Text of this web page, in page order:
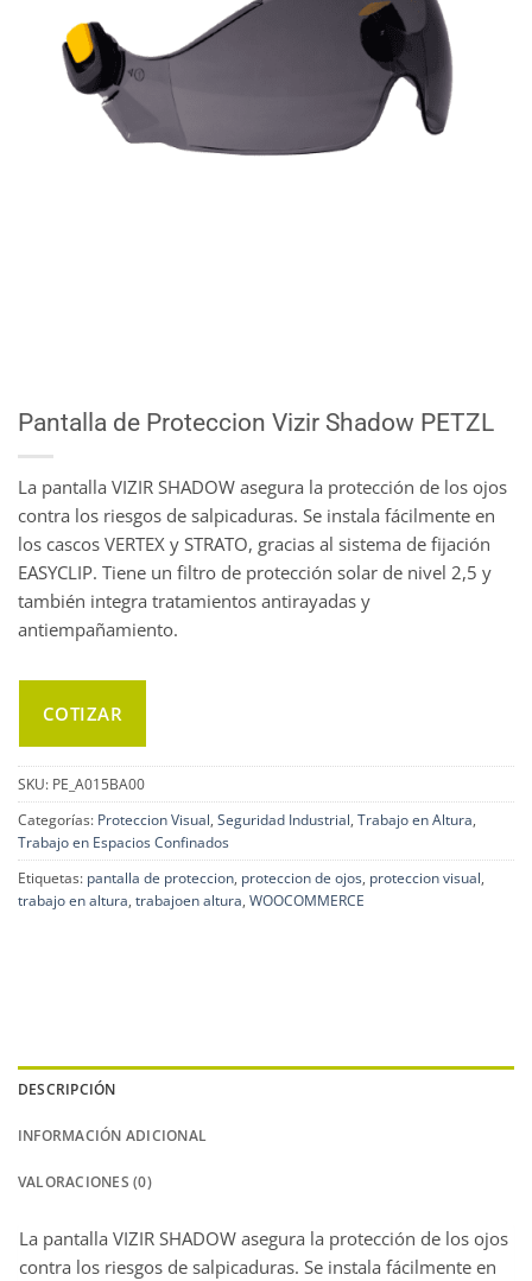
Pantalla de Proteccion Vizir Shadow PETZL
La pantalla VIZIR SHADOW asegura la protección de los ojos
contra los riesgos de salpicaduras. Se instala fácilmente en
los cascos VERTEX y STRATO, gracias al sistema de fijación
EASYCLIP. Tiene un filtro de protección solar de nivel 2,5 y
también integra tratamientos antirayadas y
antiempañamiento.
COTIZAR
SKU: PE_A015BA00
Categorías: Proteccion Visual, Seguridad Industrial, Trabajo en Altura,
Trabajo en Espacios Confinados
Etiquetas: pantalla de proteccion, proteccion de ojos, proteccion visual,
trabajo en altura, trabajoen altura, WOOCOMMERCE
DESCRIPCIÓN
INFORMACIÓN ADICIONAL
VALORACIONES (0)
La pantalla VIZIR SHADOW asegura la protección de los ojos
contra los riesgos de salpicaduras. Se instala fácilmente en